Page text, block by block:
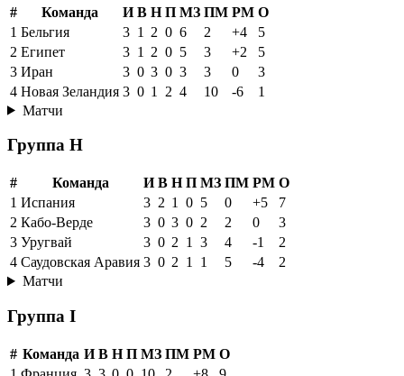
# Команда И В Н П МЗ ПМ РМ О
1 Бельгия 3 1 2 0 6 2 +4
5
2 Египет 3 1 2 0 5 3 +2
5
3 Иран 3 0 3 0 3 3 0
3
4 Новая Зеландия 3 0 1 2 4 10 -6
1
Матчи
Группа H
# Команда И В Н П МЗ ПМ РМ О
1 Испания 3 2 1 0 5 0 +5
7
2 Кабо-Верде 3 0 3 0 2 2 0
3
3 Уругвай 3 0 2 1 3 4 -1
2
4 Саудовская Аравия 3 0 2 1 1 5 -4
2
Матчи
Группа I
# Команда И В Н П МЗ ПМ РМ О